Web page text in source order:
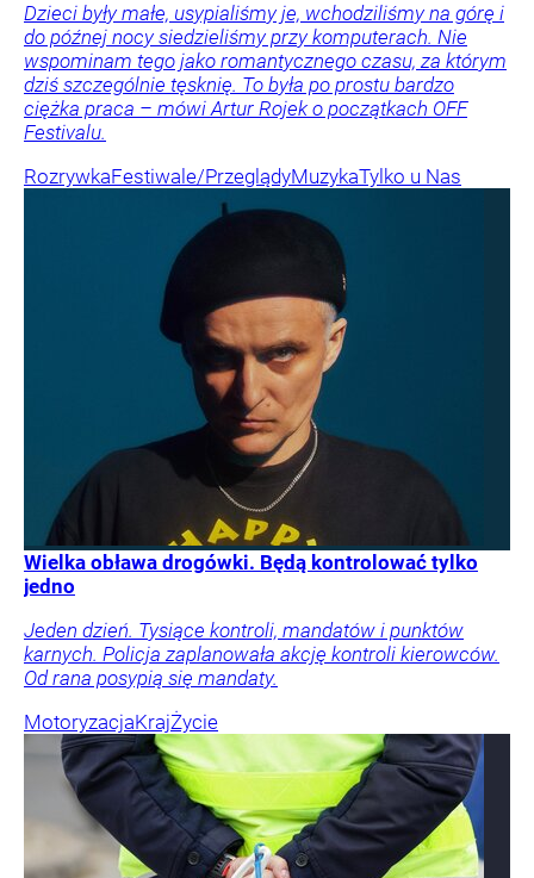
Dzieci były małe, usypialiśmy je, wchodziliśmy na górę i
do późnej nocy siedzieliśmy przy komputerach. Nie
wspominam tego jako romantycznego czasu, za którym
dziś szczególnie tęsknię. To była po prostu bardzo
ciężka praca – mówi Artur Rojek o początkach OFF
Festivalu.
RozrywkaFestiwale/PrzeglądyMuzykaTylko u Nas
Wielka obława drogówki. Będą kontrolować tylko
jedno
Jeden dzień. Tysiące kontroli, mandatów i punktów
karnych. Policja zaplanowała akcję kontroli kierowców.
Od rana posypią się mandaty.
MotoryzacjaKrajŻycie